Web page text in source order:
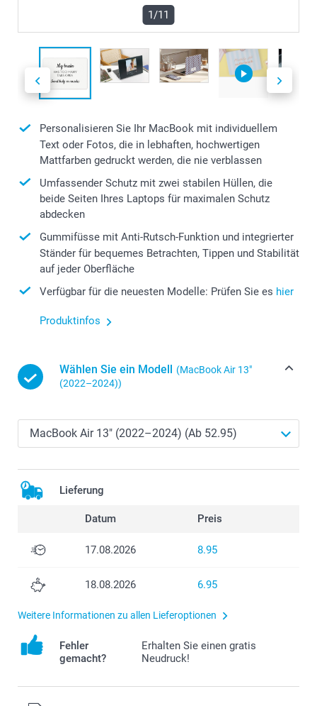
1/11
Personalisieren Sie Ihr MacBook mit individuellem
Text oder Fotos, die in lebhaften, hochwertigen
Mattfarben gedruckt werden, die nie verblassen
Umfassender Schutz mit zwei stabilen Hüllen, die
beide Seiten Ihres Laptops für maximalen Schutz
abdecken
Gummifüsse mit Anti-Rutsch-Funktion und integrierter
Ständer für bequemes Betrachten, Tippen und Stabilität
auf jeder Oberfläche
Verfügbar für die neuesten Modelle: Prüfen Sie es hier
Produktinfos
Wählen Sie ein Modell
(MacBook Air 13″
(2022–2024))
Lieferung
Datum Preis
17.08.2026 8.95
18.08.2026 6.95
Weitere Informationen zu allen Lieferoptionen
Fehler
gemacht?
Erhalten Sie einen gratis
Neudruck!